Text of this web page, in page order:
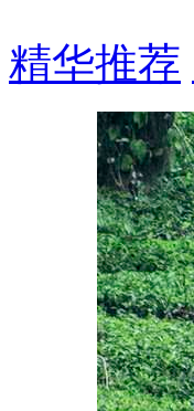
精华推荐